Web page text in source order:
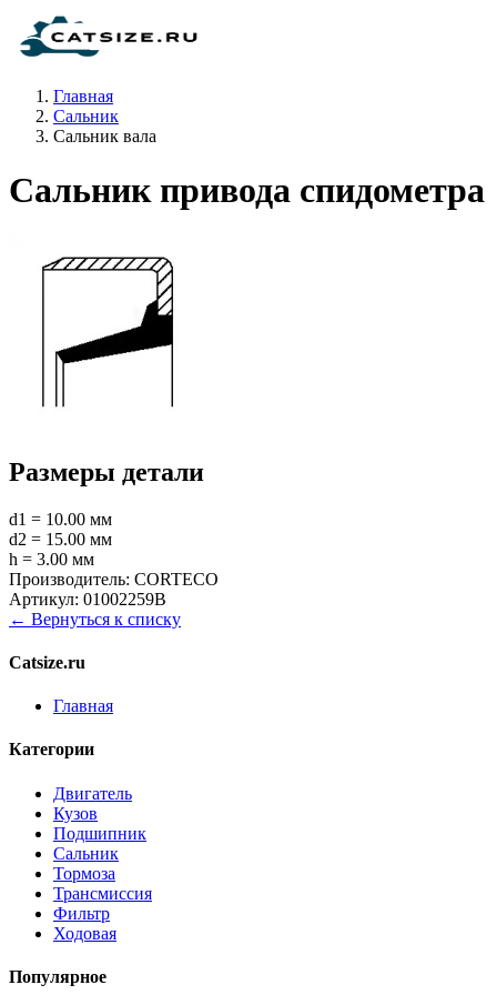
Главная
Сальник
Сальник вала
Сальник привода спидометра
Размеры детали
d1 = 10.00 мм
d2 = 15.00 мм
h = 3.00 мм
Производитель: CORTECO
Артикул: 01002259B
← Вернуться к списку
Catsize.ru
Главная
Категории
Двигатель
Кузов
Подшипник
Сальник
Тормоза
Трансмиссия
Фильтр
Ходовая
Популярное